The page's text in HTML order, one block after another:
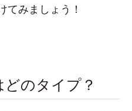
てみましょう！
のタイプ？